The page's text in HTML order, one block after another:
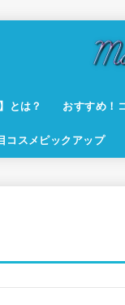
とは？ おすすめ！
コスメピックアップ